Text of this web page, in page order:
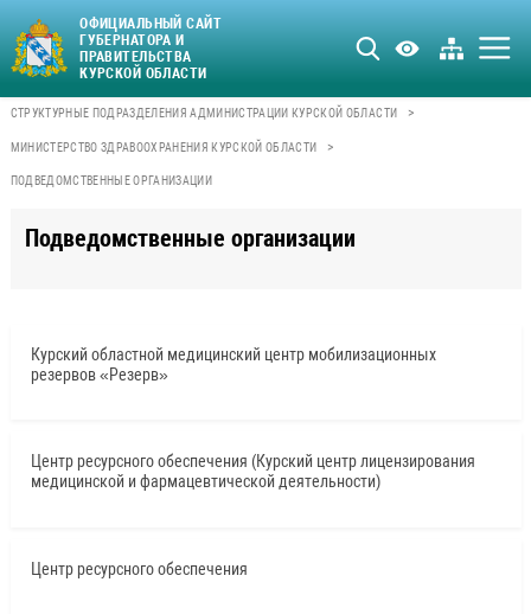
ОФИЦИАЛЬНЫЙ САЙТ
ГУБЕРНАТОРА И
ПРАВИТЕЛЬСТВА
КУРСКОЙ ОБЛАСТИ
СТРУКТУРНЫЕ ПОДРАЗДЕЛЕНИЯ АДМИНИСТРАЦИИ КУРСКОЙ ОБЛАСТИ >
МИНИСТЕРСТВО ЗДРАВООХРАНЕНИЯ КУРСКОЙ ОБЛАСТИ >
ПОДВЕДОМСТВЕННЫЕ ОРГАНИЗАЦИИ
Подведомственные организации
Курский областной медицинский центр мобилизационных
резервов «Резерв»
Центр ресурсного обеспечения (Курский центр лицензирования
медицинской и фармацевтической деятельности)
Центр ресурсного обеспечения